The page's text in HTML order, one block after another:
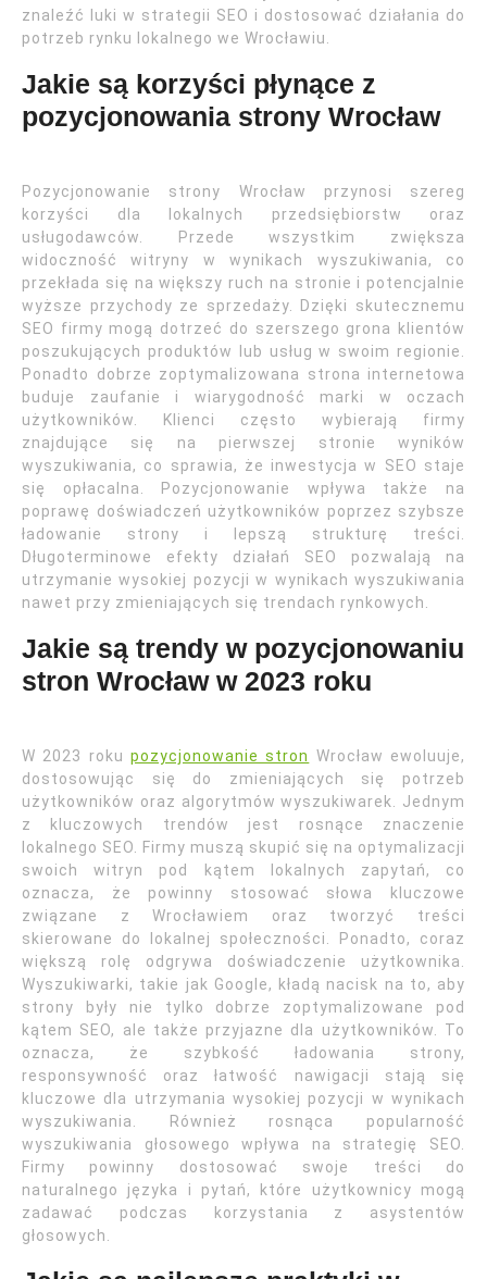
znaleźć luki w strategii SEO i dostosować działania do
potrzeb rynku lokalnego we Wrocławiu.
Jakie są korzyści płynące z
pozycjonowania strony Wrocław
Pozycjonowanie strony Wrocław przynosi szereg
korzyści dla lokalnych przedsiębiorstw oraz
usługodawców. Przede wszystkim zwiększa
widoczność witryny w wynikach wyszukiwania, co
przekłada się na większy ruch na stronie i potencjalnie
wyższe przychody ze sprzedaży. Dzięki skutecznemu
SEO firmy mogą dotrzeć do szerszego grona klientów
poszukujących produktów lub usług w swoim regionie.
Ponadto dobrze zoptymalizowana strona internetowa
buduje zaufanie i wiarygodność marki w oczach
użytkowników. Klienci często wybierają firmy
znajdujące się na pierwszej stronie wyników
wyszukiwania, co sprawia, że inwestycja w SEO staje
się opłacalna. Pozycjonowanie wpływa także na
poprawę doświadczeń użytkowników poprzez szybsze
ładowanie strony i lepszą strukturę treści.
Długoterminowe efekty działań SEO pozwalają na
utrzymanie wysokiej pozycji w wynikach wyszukiwania
nawet przy zmieniających się trendach rynkowych.
Jakie są trendy w pozycjonowaniu
stron Wrocław w 2023 roku
W 2023 roku pozycjonowanie stron Wrocław ewoluuje,
dostosowując się do zmieniających się potrzeb
użytkowników oraz algorytmów wyszukiwarek. Jednym
z kluczowych trendów jest rosnące znaczenie
lokalnego SEO. Firmy muszą skupić się na optymalizacji
swoich witryn pod kątem lokalnych zapytań, co
oznacza, że powinny stosować słowa kluczowe
związane z Wrocławiem oraz tworzyć treści
skierowane do lokalnej społeczności. Ponadto, coraz
większą rolę odgrywa doświadczenie użytkownika.
Wyszukiwarki, takie jak Google, kładą nacisk na to, aby
strony były nie tylko dobrze zoptymalizowane pod
kątem SEO, ale także przyjazne dla użytkowników. To
oznacza, że szybkość ładowania strony,
responsywność oraz łatwość nawigacji stają się
kluczowe dla utrzymania wysokiej pozycji w wynikach
wyszukiwania. Również rosnąca popularność
wyszukiwania głosowego wpływa na strategię SEO.
Firmy powinny dostosować swoje treści do
naturalnego języka i pytań, które użytkownicy mogą
zadawać podczas korzystania z asystentów
głosowych.